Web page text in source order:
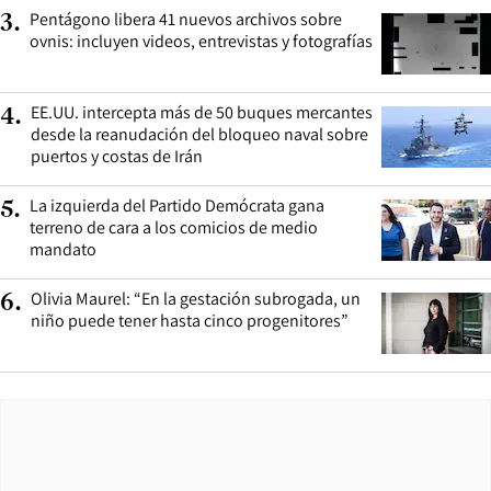
3. Pentágono libera 41 nuevos archivos sobre
ovnis: incluyen videos, entrevistas y fotografías
4. EE.UU. intercepta más de 50 buques mercantes
desde la reanudación del bloqueo naval sobre
puertos y costas de Irán
5. La izquierda del Partido Demócrata gana
terreno de cara a los comicios de medio
mandato
6. Olivia Maurel: “En la gestación subrogada, un
niño puede tener hasta cinco progenitores”